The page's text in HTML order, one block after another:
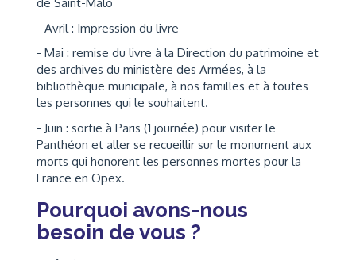
- Avril : Impression du livre
- Mai : remise du livre à la Direction du patrimoine et
des archives du ministère des Armées, à la
bibliothèque municipale, à nos familles et à toutes
les personnes qui le souhaitent.
- Juin : sortie à Paris (1 journée) pour visiter le
Panthéon et aller se recueillir sur le monument aux
morts qui honorent les personnes mortes pour la
France en Opex.
Pourquoi avons-nous
besoin de vous ?